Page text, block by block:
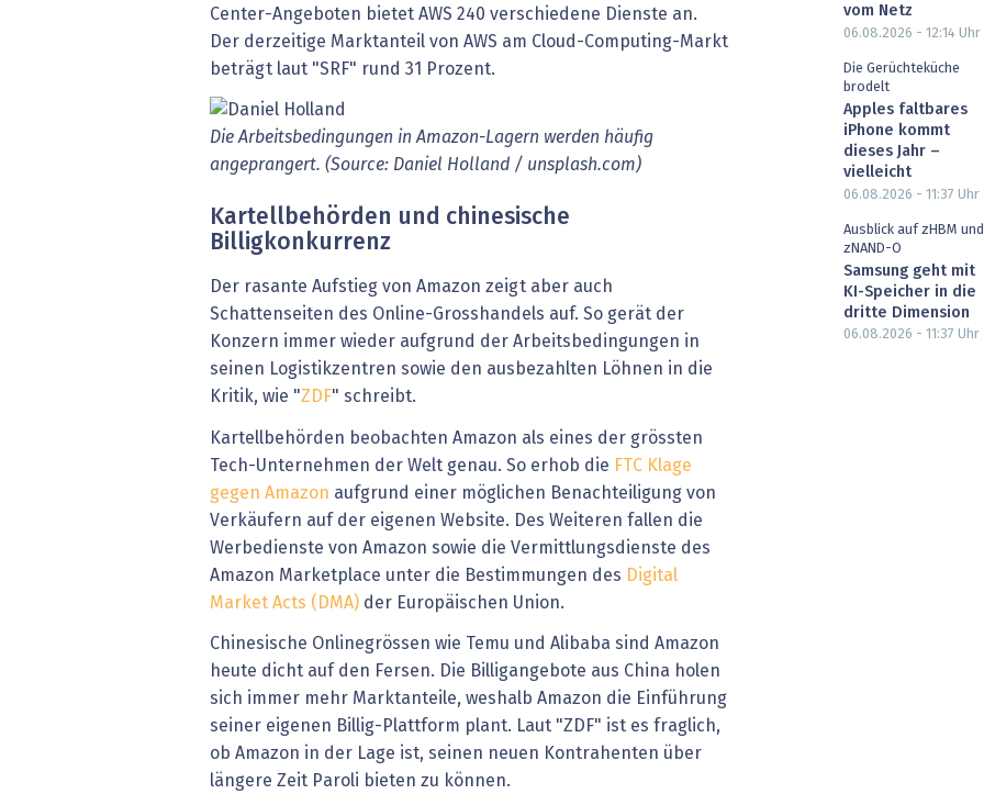
Center-Angeboten bietet AWS 240 verschiedene Dienste an.
Der derzeitige Marktanteil von AWS am Cloud-Computing-Markt
beträgt laut "SRF" rund 31 Prozent.
Die Arbeitsbedingungen in Amazon-Lagern werden häufig
angeprangert. (Source: Daniel Holland / unsplash.com)
Kartellbehörden und chinesische
Billigkonkurrenz
Der rasante Aufstieg von Amazon zeigt aber auch
Schattenseiten des Online-Grosshandels auf. So gerät der
Konzern immer wieder aufgrund der Arbeitsbedingungen in
seinen Logistikzentren sowie den ausbezahlten Löhnen in die
Kritik, wie "ZDF" schreibt.
Kartellbehörden beobachten Amazon als eines der grössten
Tech-Unternehmen der Welt genau. So erhob die FTC Klage
gegen Amazon aufgrund einer möglichen Benachteiligung von
Verkäufern auf der eigenen Website. Des Weiteren fallen die
Werbedienste von Amazon sowie die Vermittlungsdienste des
Amazon Marketplace unter die Bestimmungen des Digital
Market Acts (DMA) der Europäischen Union.
Chinesische Onlinegrössen wie Temu und Alibaba sind Amazon
heute dicht auf den Fersen. Die Billigangebote aus China holen
sich immer mehr Marktanteile, weshalb Amazon die Einführung
seiner eigenen Billig-Plattform plant. Laut "ZDF" ist es fraglich,
ob Amazon in der Lage ist, seinen neuen Kontrahenten über
längere Zeit Paroli bieten zu können.
vom Netz
06.08.2026 - 12:14 Uhr
Die Gerüchteküche
brodelt
Apples faltbares
iPhone kommt
dieses Jahr –
vielleicht
06.08.2026 - 11:37 Uhr
Ausblick auf zHBM und
zNAND-O
Samsung geht mit
KI-Speicher in die
dritte Dimension
06.08.2026 - 11:37 Uhr